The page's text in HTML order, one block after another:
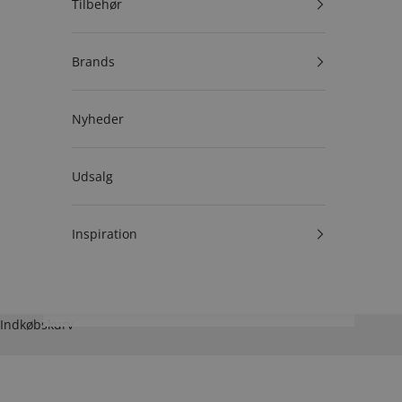
Tilbehør
Brands
Nyheder
Udsalg
Inspiration
Indkøbskurv